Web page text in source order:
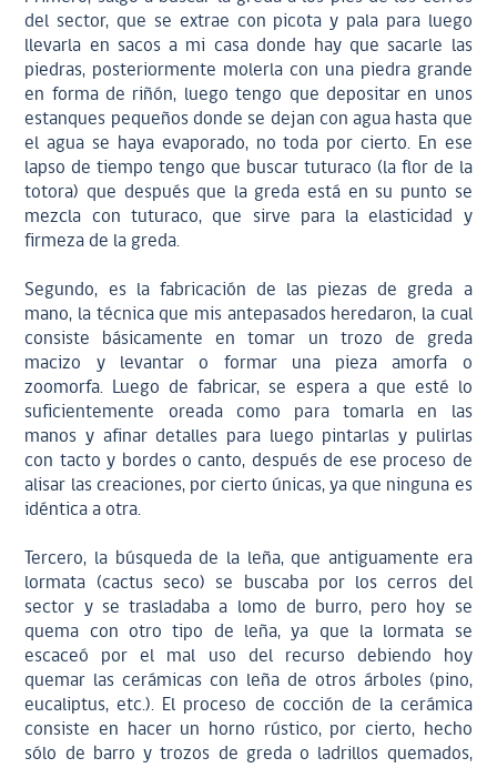
del sector, que se extrae con picota y pala para luego
llevarla en sacos a mi casa donde hay que sacarle las
piedras, posteriormente molerla con una piedra grande
en forma de riñón, luego tengo que depositar en unos
estanques pequeños donde se dejan con agua hasta que
el agua se haya evaporado, no toda por cierto. En ese
lapso de tiempo tengo que buscar tuturaco (la flor de la
totora) que después que la greda está en su punto se
mezcla con tuturaco, que sirve para la elasticidad y
firmeza de la greda.
Segundo, es la fabricación de las piezas de greda a
mano, la técnica que mis antepasados heredaron, la cual
consiste básicamente en tomar un trozo de greda
macizo y levantar o formar una pieza amorfa o
zoomorfa. Luego de fabricar, se espera a que esté lo
suficientemente oreada como para tomarla en las
manos y afinar detalles para luego pintarlas y pulirlas
con tacto y bordes o canto, después de ese proceso de
alisar las creaciones, por cierto únicas, ya que ninguna es
idéntica a otra.
Tercero, la búsqueda de la leña, que antiguamente era
lormata (cactus seco) se buscaba por los cerros del
sector y se trasladaba a lomo de burro, pero hoy se
quema con otro tipo de leña, ya que la lormata se
escaceó por el mal uso del recurso debiendo hoy
quemar las cerámicas con leña de otros árboles (pino,
eucaliptus, etc.). El proceso de cocción de la cerámica
consiste en hacer un horno rústico, por cierto, hecho
sólo de barro y trozos de greda o ladrillos quemados,